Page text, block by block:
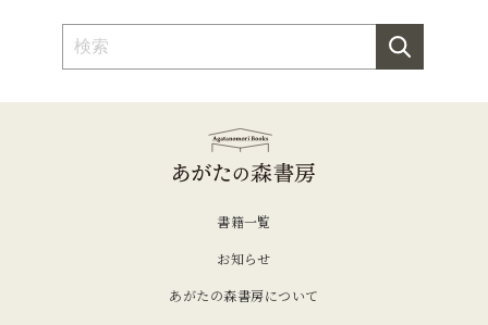
書籍一覧
お知らせ
あがたの森書房について